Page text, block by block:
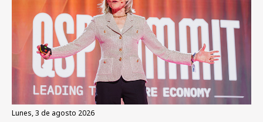
lunes, 3 de agosto 2026